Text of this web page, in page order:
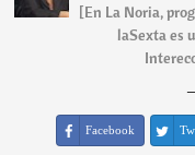
[En La Noria,
laSexta es
Facebook